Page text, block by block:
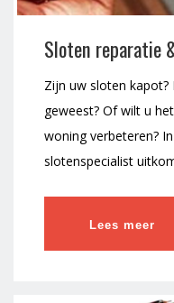
Sloten reparatie
Zijn uw sloten
geweest? Of wilt u
woning verbeteren?
slotenspecialist
Lees meer